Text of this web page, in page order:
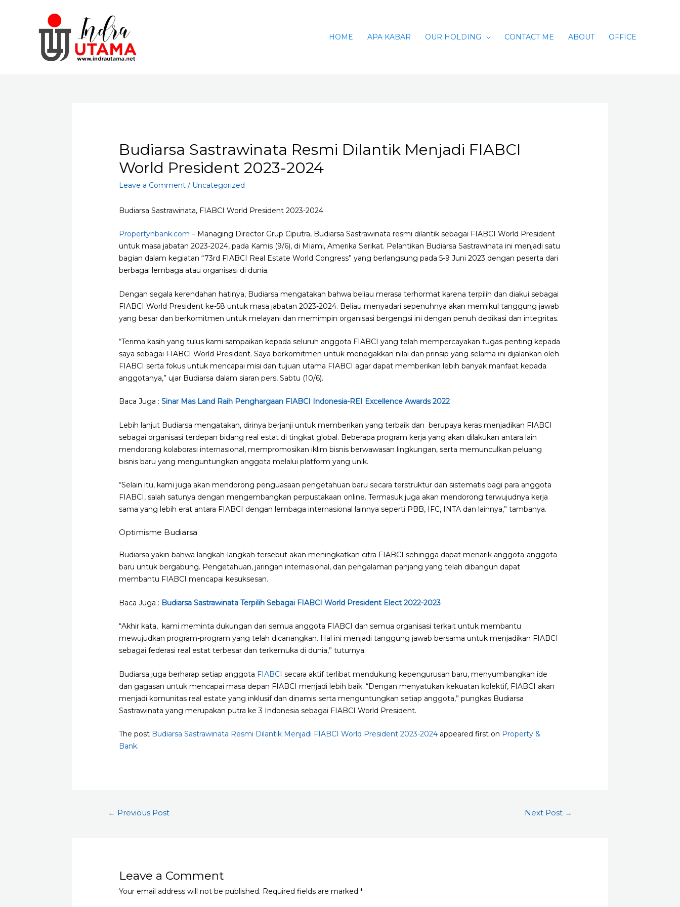
HOME APA KABAR OUR HOLDING CONTACT ME ABOUT OFFICE
Budiarsa Sastrawinata Resmi Dilantik Menjadi FIABCI
World President 2023-2024
Leave a Comment / Uncategorized
Budiarsa Sastrawinata, FIABCI World President 2023-2024
Propertynbank.com – Managing Director Grup Ciputra, Budiarsa Sastrawinata resmi dilantik sebagai FIABCI World President
untuk masa jabatan 2023-2024, pada Kamis (9/6), di Miami, Amerika Serikat. Pelantikan Budiarsa Sastrawinata ini menjadi satu
bagian dalam kegiatan “73rd FIABCI Real Estate World Congress” yang berlangsung pada 5-9 Juni 2023 dengan peserta dari
berbagai lembaga atau organisasi di dunia.
Dengan segala kerendahan hatinya, Budiarsa mengatakan bahwa beliau merasa terhormat karena terpilih dan diakui sebagai
FIABCI World President ke-58 untuk masa jabatan 2023-2024. Beliau menyadari sepenuhnya akan memikul tanggung jawab
yang besar dan berkomitmen untuk melayani dan memimpin organisasi bergengsi ini dengan penuh dedikasi dan integritas.
“Terima kasih yang tulus kami sampaikan kepada seluruh anggota FIABCI yang telah mempercayakan tugas penting kepada
saya sebagai FIABCI World President. Saya berkomitmen untuk menegakkan nilai dan prinsip yang selama ini dijalankan oleh
FIABCI serta fokus untuk mencapai misi dan tujuan utama FIABCI agar dapat memberikan lebih banyak manfaat kepada
anggotanya,” ujar Budiarsa dalam siaran pers, Sabtu (10/6).
Baca Juga :Sinar Mas Land Raih Penghargaan FIABCI Indonesia-REI Excellence Awards 2022
Lebih lanjut Budiarsa mengatakan, dirinya berjanji untuk memberikan yang terbaik dan berupaya keras menjadikan FIABCI
sebagai organisasi terdepan bidang real estat di tingkat global. Beberapa program kerja yang akan dilakukan antara lain
mendorong kolaborasi internasional, mempromosikan iklim bisnis berwawasan lingkungan, serta memunculkan peluang
bisnis baru yang menguntungkan anggota melalui platform yang unik.
“Selain itu, kami juga akan mendorong penguasaan pengetahuan baru secara terstruktur dan sistematis bagi para anggota
FIABCI, salah satunya dengan mengembangkan perpustakaan online. Termasuk juga akan mendorong terwujudnya kerja
sama yang lebih erat antara FIABCI dengan lembaga internasional lainnya seperti PBB, IFC, INTA dan lainnya,” tambanya.
Optimisme Budiarsa
Budiarsa yakin bahwa langkah-langkah tersebut akan meningkatkan citra FIABCI sehingga dapat menarik anggota-anggota
baru untuk bergabung. Pengetahuan, jaringan internasional, dan pengalaman panjang yang telah dibangun dapat
membantu FIABCI mencapai kesuksesan.
Baca Juga : Budiarsa Sastrawinata Terpilih Sebagai FIABCI World President Elect 2022-2023
“Akhir kata, kami meminta dukungan dari semua anggota FIABCI dan semua organisasi terkait untuk membantu
mewujudkan program-program yang telah dicanangkan. Hal ini menjadi tanggung jawab bersama untuk menjadikan FIABCI
sebagai federasi real estat terbesar dan terkemuka di dunia,” tuturnya.
Budiarsa juga berharap setiap anggota FIABCI secara aktif terlibat mendukung kepengurusan baru, menyumbangkan ide
dan gagasan untuk mencapai masa depan FIABCI menjadi lebih baik. “Dengan menyatukan kekuatan kolektif, FIABCI akan
menjadi komunitas real estate yang inklusif dan dinamis serta menguntungkan setiap anggota,” pungkas Budiarsa
Sastrawinata yang merupakan putra ke 3 Indonesia sebagai FIABCI World President.
The post Budiarsa Sastrawinata Resmi Dilantik Menjadi FIABCI World President 2023-2024 appeared first on Property &
Bank.
← Previous Post Next Post →
Leave a Comment
Your email address will not be published. Required fields are marked*